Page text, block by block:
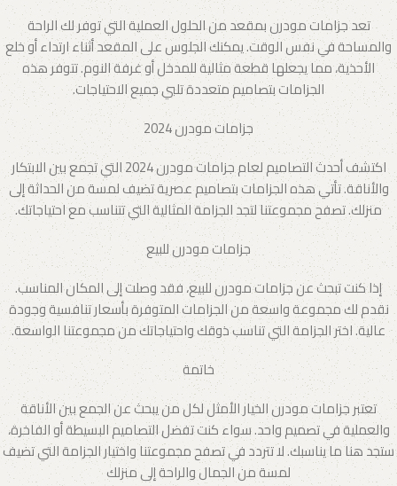
تعد جزامات مودرن بمقعد من الحلول العملية التي توفر لك الراحة
والمساحة في نفس الوقت. يمكنك الجلوس على المقعد أثناء ارتداء أو خلع
الأحذية، مما يجعلها قطعة مثالية للمدخل أو غرفة النوم. تتوفر هذه
الجزامات بتصاميم متعددة تلبي جميع الاحتياجات.
جزامات مودرن 2024
اكتشف أحدث التصاميم لعام جزامات مودرن 2024 التي تجمع بين الابتكار
والأناقة. تأتي هذه الجزامات بتصاميم عصرية تضيف لمسة من الحداثة إلى
منزلك. تصفح مجموعتنا لتجد الجزامة المثالية التي تتناسب مع احتياجاتك.
جزامات مودرن للبيع
إذا كنت تبحث عن جزامات مودرن للبيع، فقد وصلت إلى المكان المناسب.
نقدم لك مجموعة واسعة من الجزامات المتوفرة بأسعار تنافسية وجودة
عالية. اختر الجزامة التي تناسب ذوقك واحتياجاتك من مجموعتنا الواسعة.
خاتمة
تعتبر جزامات مودرن الخيار الأمثل لكل من يبحث عن الجمع بين الأناقة
والعملية في تصميم واحد. سواء كنت تفضل التصاميم البسيطة أو الفاخرة،
ستجد هنا ما يناسبك. لا تتردد في تصفح مجموعتنا واختيار الجزامة التي تضيف
لمسة من الجمال والراحة إلى منزلك